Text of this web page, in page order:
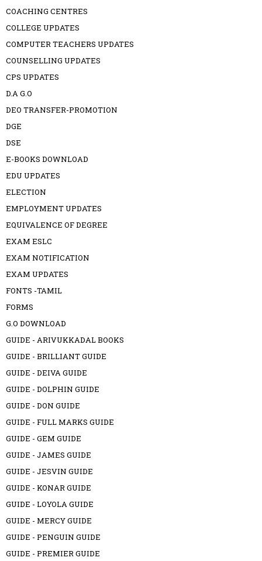
COACHING CENTRES
COLLEGE UPDATES
COMPUTER TEACHERS UPDATES
COUNSELLING UPDATES
CPS UPDATES
D.A G.O
DEO TRANSFER-PROMOTION
DGE
DSE
E-BOOKS DOWNLOAD
EDU UPDATES
ELECTION
EMPLOYMENT UPDATES
EQUIVALENCE OF DEGREE
EXAM ESLC
EXAM NOTIFICATION
EXAM UPDATES
FONTS -TAMIL
FORMS
G.O DOWNLOAD
GUIDE - ARIVUKKADAL BOOKS
GUIDE - BRILLIANT GUIDE
GUIDE - DEIVA GUIDE
GUIDE - DOLPHIN GUIDE
GUIDE - DON GUIDE
GUIDE - FULL MARKS GUIDE
GUIDE - GEM GUIDE
GUIDE - JAMES GUIDE
GUIDE - JESVIN GUIDE
GUIDE - KONAR GUIDE
GUIDE - LOYOLA GUIDE
GUIDE - MERCY GUIDE
GUIDE - PENGUIN GUIDE
GUIDE - PREMIER GUIDE